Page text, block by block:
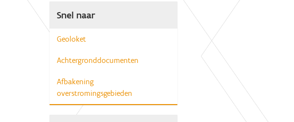
Snel naar
Geoloket
Achtergronddocumenten
Afbakening
overstromingsgebieden